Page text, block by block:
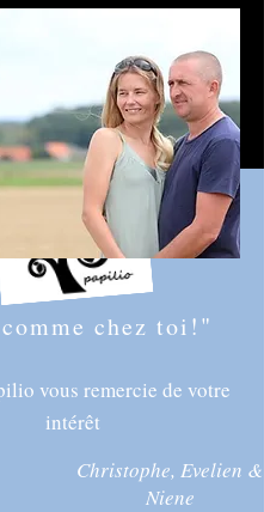
chez toi!"
vous remercie de votre
intérêt
Christophe, Evelien &
Niene